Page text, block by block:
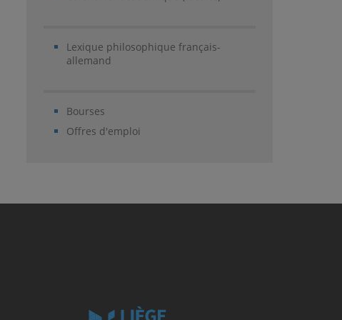
Lexique philosophique français-
allemand
Bourses
Offres d'emploi